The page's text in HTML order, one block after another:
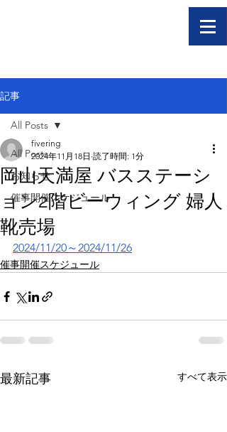
記事
All Posts
お知らせ
催事開催スケジュール
All Posts
岡山天満屋 バスステーシ
ョン2階ビーウィング 婦人
靴売場
fivering
2024年11月18日 読了時間: 1分
2024/11/20～2024/11/26
催事開催スケジュール
最新記事 すべて表示